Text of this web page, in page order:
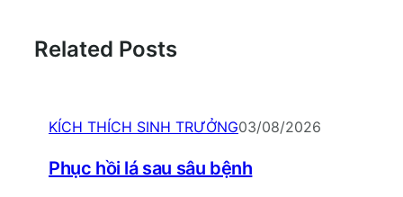
Related Posts
KÍCH THÍCH SINH TRƯỞNG03/08/2026
Phục hồi lá sau sâu bệnh